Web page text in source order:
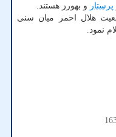
پرستار و بهورز هستند.
هلال احمر میان سنی